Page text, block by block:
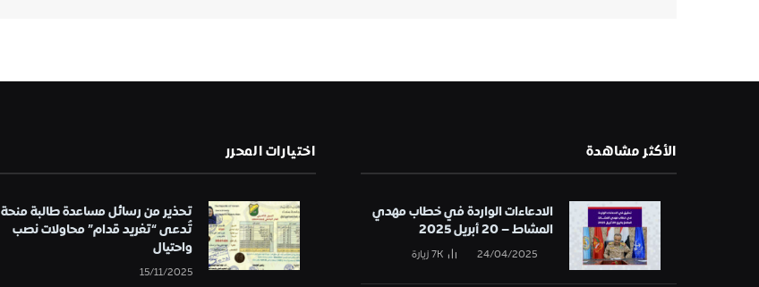
الأكثر مشاهدة
الادعاءات الواردة في خطاب مهدي
المشاط – 20 أبريل 2025
24/04/2025
7Kزيارة
اختيارات المحرر
تحذير من رسائل مساعدة طالبة منحة
تُدعى “تغريد قدام” محاولات نصب
واحتيال
15/11/2025